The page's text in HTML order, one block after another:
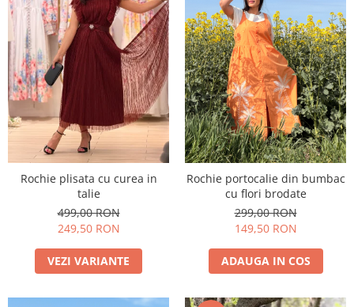
Rochie plisata cu curea in
talie
499,00 RON
249,50 RON
VEZI VARIANTE
Rochie portocalie din bumbac
cu flori brodate
299,00 RON
149,50 RON
ADAUGA IN COS